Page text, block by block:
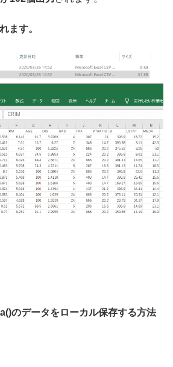
ます。
のデータをローカル保存する方法